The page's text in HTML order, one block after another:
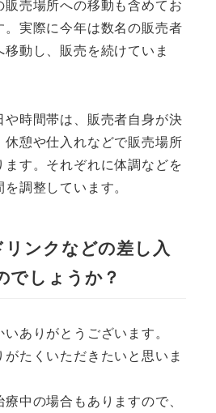
売場所への移動も含めてお
実際に今年は数名の販売者
動し、販売を続けていま
や時間帯は、販売者自身が決
憩や仕入れなどで販売場所
ます。それぞれに体調などを
調整しています。
ンクなどの差し入
でしょうか？
ありがとうございます。
たくいただきたいと思いま
中の場合もありますので、